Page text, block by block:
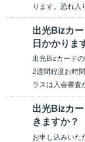
ります。恐れ入
出光Bizカ
日かかりま
出光Bizカード
2週間程度お時
ラスは入会審査
出光Bizカ
きますか？
お申し込みいた